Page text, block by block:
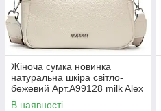
Жіноча сумка новинка
натуральна шкіра світло-
бежевий Арт.A99128 milk Alex
Rai (Китай)
В наявності